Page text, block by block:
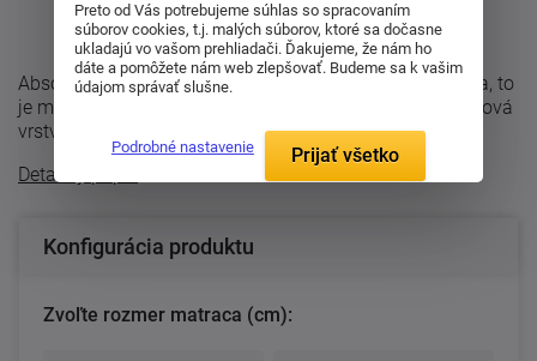
Absolútne odľahčenie tela bez Visco pena a bez potenia, to
je matrac Spirit Superior Cloud v sete 1+1. Skladba: Fialová
vrstva - S4420GT ...
Detailný popis
Konfigurácia produktu
Zvoľte rozmer matraca (cm):
Preto od Vás potrebujeme súhlas so spracovaním
súborov cookies, t.j. malých súborov, ktoré sa dočasne
ukladajú vo vašom prehliadači. Ďakujeme, že nám ho
dáte a pomôžete nám web zlepšovať. Budeme sa k vašim
údajom správať slušne.
Podrobné nastavenie Prijať všetko